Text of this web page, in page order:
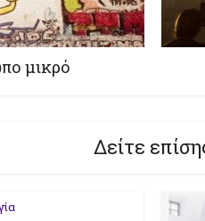
μικρό
Δείτε